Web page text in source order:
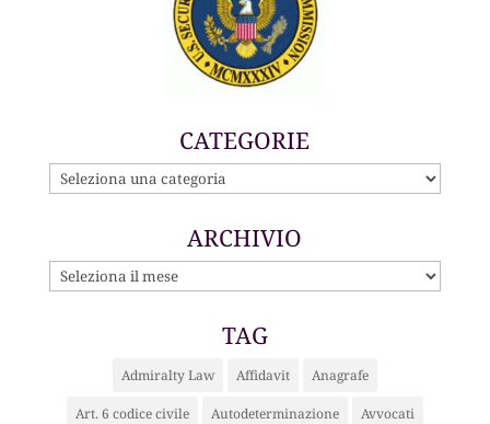
CATEGORIE
CATEGORIE
ARCHIVIO
ARCHIVIO
TAG
Admiralty Law Affidavit Anagrafe
Art. 6 codice civile Autodeterminazione Avvocati